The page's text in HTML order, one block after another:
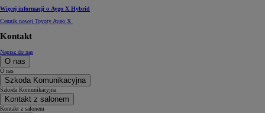
Więcej informacji o Aygo X Hybrid
Cennik nowej Toyoty Aygo X
Kontakt
Napisz do nas
O nas
O nas
Szkoda Komunikacyjna
Szkoda Komunikacyjna
Kontakt z salonem
Kontakt z salonem